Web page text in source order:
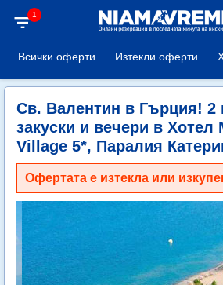
filter_list1
Всички оферти Изтекли оферти
Св. Валентин в Гърция! 2
закуски и вечери в Хотел
Village 5*, Паралия
Офертата е изтекла или